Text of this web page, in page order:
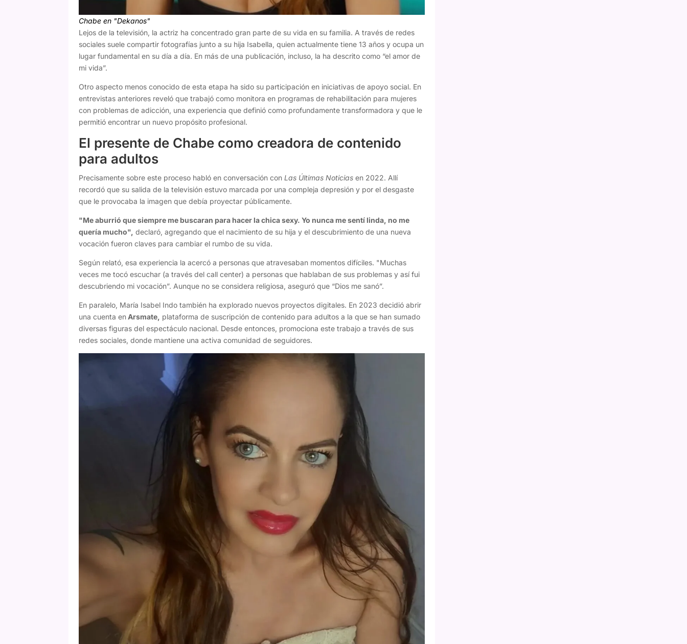
Chabe en "Dekanos"
Lejos de la televisión, la actriz ha concentrado gran parte de su vida en su familia. A través de redes
sociales suele compartir fotografías junto a su hija Isabella, quien actualmente tiene 13 años y ocupa un
lugar fundamental en su día a día. En más de una publicación, incluso, la ha descrito como “el amor de
mi vida”.
Otro aspecto menos conocido de esta etapa ha sido su participación en iniciativas de apoyo social. En
entrevistas anteriores reveló que trabajó como monitora en programas de rehabilitación para mujeres
con problemas de adicción, una experiencia que definió como profundamente transformadora y que le
permitió encontrar un nuevo propósito profesional.
El presente de Chabe como creadora de contenido
para adultos
Precisamente sobre este proceso habló en conversación conLas Últimas Noticias en 2022. Allí
recordó que su salida de la televisión estuvo marcada por una compleja depresión y por el desgaste
que le provocaba la imagen que debía proyectar públicamente.
"Me aburrió que siempre me buscaran para hacer la chica sexy. Yo nunca me sentí linda, no me
quería mucho", declaró, agregando que el nacimiento de su hija y el descubrimiento de una nueva
vocación fueron claves para cambiar el rumbo de su vida.
Según relató, esa experiencia la acercó a personas que atravesaban momentos difíciles. "Muchas
veces me tocó escuchar (a través del call center) a personas que hablaban de sus problemas y así fui
descubriendo mi vocación”. Aunque no se considera religiosa, aseguró que “Dios me sanó”.
En paralelo, María Isabel Indo también ha explorado nuevos proyectos digitales. En 2023 decidió abrir
una cuenta enArsmate, plataforma de suscripción de contenido para adultos a la que se han sumado
diversas figuras del espectáculo nacional. Desde entonces, promociona este trabajo a través de sus
redes sociales, donde mantiene una activa comunidad de seguidores.